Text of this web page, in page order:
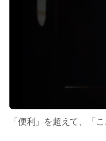
「便利」を超えて、「